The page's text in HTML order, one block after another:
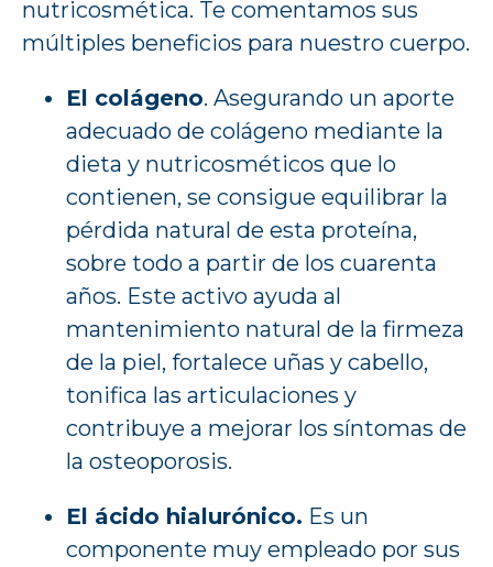
nutricosmética. Te comentamos sus
múltiples beneficios para nuestro cuerpo.
El colágeno. Asegurando un aporte
adecuado de colágeno mediante la
dieta y nutricosméticos que lo
contienen, se consigue equilibrar la
pérdida natural de esta proteína,
sobre todo a partir de los cuarenta
años. Este activo ayuda al
mantenimiento natural de la firmeza
de la piel, fortalece uñas y cabello,
tonifica las articulaciones y
contribuye a mejorar los síntomas de
la osteoporosis.
El ácido hialurónico. Es un
componente muy empleado por sus